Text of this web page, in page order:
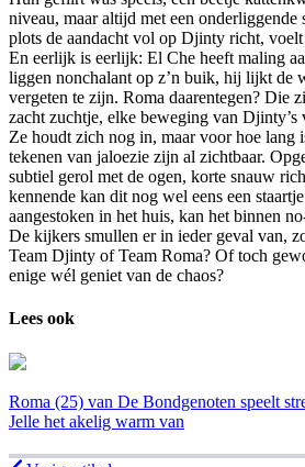
niveau, maar altijd met een
plots de aandacht vol op Djinty richt,
En eerlijk is eerlijk: El Che heeft maling
liggen nonchalant op z’n buik, hij lijkt de
vergeten te zijn. Roma daarentegen? Die
zacht zuchtje, elke beweging van Djinty’s
Ze houdt zich nog in, maar voor hoe lang
tekenen van jaloezie zijn al zichtbaar.
subtiel gerol met de ogen, korte snauw
kennende kan dit nog wel eens een
aangestoken in het huis, kan het binnen
De kijkers smullen er in ieder geval van,
Team Djinty of Team Roma? Of toch
enige wél geniet van de chaos?
Lees ook
Roma (25) van De Bondgenoten speelt
Jelle het akelig warm van